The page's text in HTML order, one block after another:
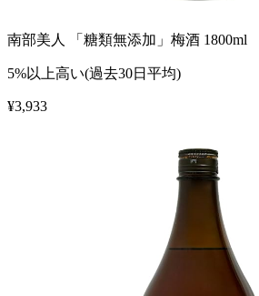
南部美人 「糖類無添加」梅酒 1800ml
5%以上高い(過去30日平均)
¥3,933